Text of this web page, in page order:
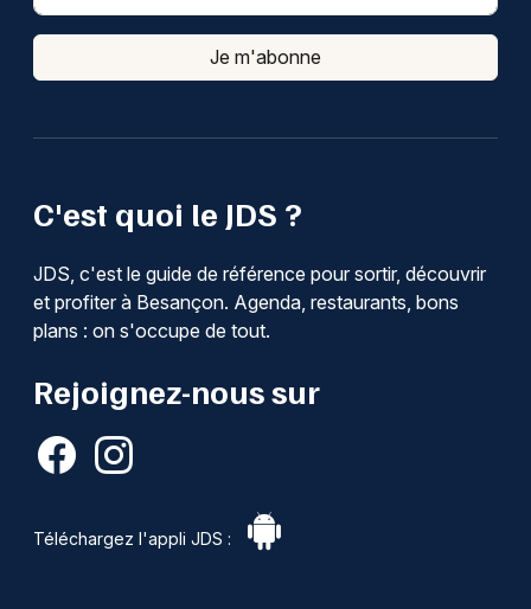
C'est quoi le JDS ?
JDS, c'est le guide de référence pour sortir, découvrir
et profiter à Besançon. Agenda, restaurants, bons
plans : on s'occupe de tout.
Rejoignez-nous sur
Téléchargez l'appli JDS :
Je m'abonne